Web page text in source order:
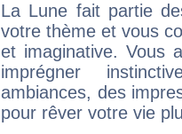
La Lune fait partie
votre thème et vous
et imaginative. Vous
imprégner
ambiances, des
pour rêver votre vie